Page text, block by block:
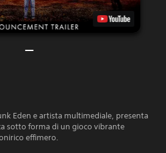
Eden e artista multimediale, presenta
sotto forma di un gioco vibrante
effimero.